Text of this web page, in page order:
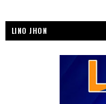
LINO JHON